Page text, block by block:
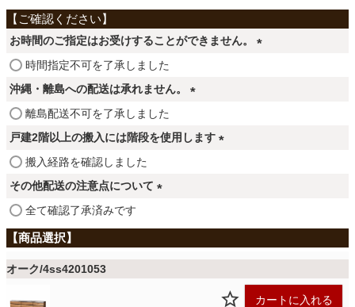
寝具
ファブリック
カーテン
ラグ
マット
お時間のご指定はお受けすることができません。
時間指定不可を了承しました
沖縄・離島への配送は承れません。
必
離島配送不可を了承しました
戸建2階以上の搬入には階段を使用します
搬入経路を確認しました
その他配送の注意点について
必
須
)
全て確認了承済みです
オーク/4ss4201053
カートに入れる